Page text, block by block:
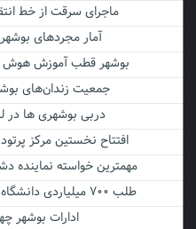
ماجرای سرقت از خط
آمار مجردهای
بوشهر قطب آموزش هوش
جمعیت زندان‌های بوشهر ۱۰ درصد کاهش
دربی بوشهری ها در
افتتاح نخستین مرکز
مهمترین خواسته نماینده
طلب ۷۰۰ میلیاردی دانشگاه علوم پزشکی بوشهر از بیمه ها
ادارات بوشهر